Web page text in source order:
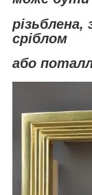
сріблом
або